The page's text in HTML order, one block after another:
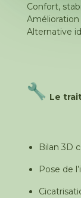
Confort,
Amélioration
Alternative
Le
Bilan 3D
Pose de